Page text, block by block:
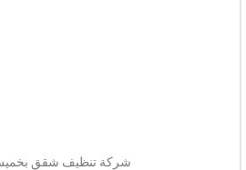
شركة تنظيف شقق